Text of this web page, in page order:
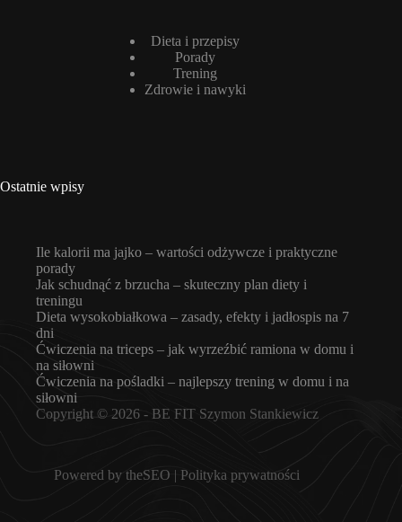
Dieta i przepisy
Porady
Trening
Zdrowie i nawyki
Ostatnie wpisy
Ile kalorii ma jajko – wartości odżywcze i praktyczne
porady
Jak schudnąć z brzucha – skuteczny plan diety i
treningu
Dieta wysokobiałkowa – zasady, efekty i jadłospis na 7
dni
Ćwiczenia na triceps – jak wyrzeźbić ramiona w domu i
na siłowni
Ćwiczenia na pośladki – najlepszy trening w domu i na
siłowni
Copyright © 2026 - BE FIT Szymon Stankiewicz
Powered bytheSEO | Polityka prywatności